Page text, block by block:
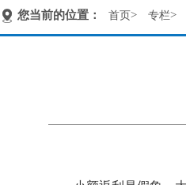
您当前的位置： 首页> 专栏>